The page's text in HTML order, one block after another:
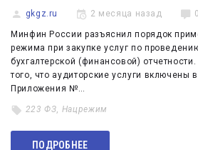
gkgz.ru 2 месяца назад 0
Минфин России разъяснил порядок
режима при закупке услуг по
бухгалтерской (финансовой)
того, что аудиторские услуги включены
Приложения №…
223 ФЗ, Нацрежим
ПОДРОБНЕЕ